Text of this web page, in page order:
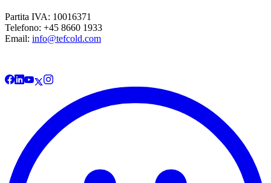
Partita IVA: 10016371
Telefono: +45 8660 1933
Email: info@tefcold.com